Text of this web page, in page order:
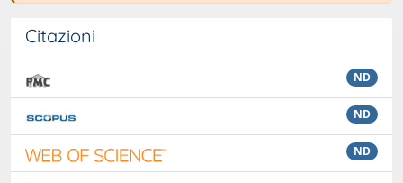
Citazioni
ND
ND
ND